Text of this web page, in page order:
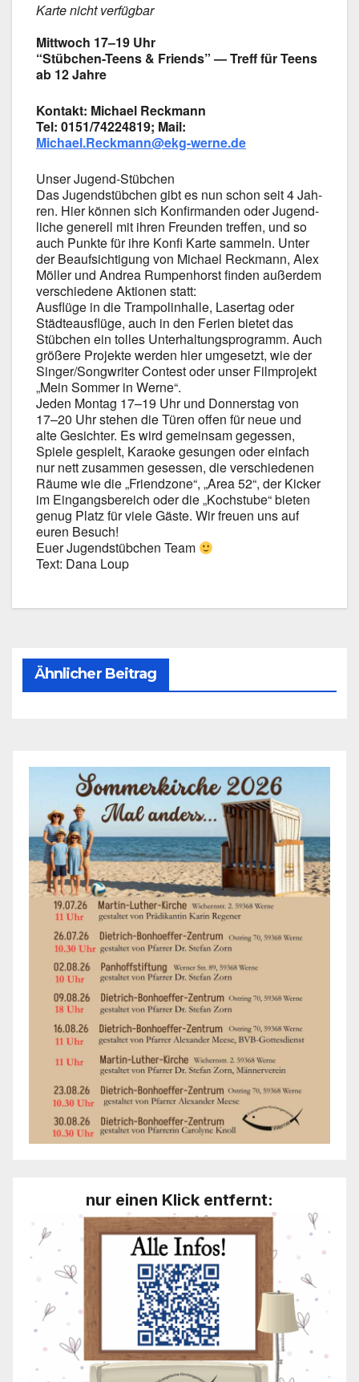
Kar­te nicht ver­füg­bar
Mitt­woch 17–19 Uhr
“Stübchen-Teens & Fri­ends” — Treff für Teens
ab 12 Jah­re
Kon­takt: Micha­el Reck­mann
Tel: 0151/74224819; Mail:
Michael.Reckmann@ekg-werne.de
Unser Jugend-Stübchen
Das Jugend­stüb­chen gibt es nun schon seit 4 Jah­
ren. Hier kön­nen sich Kon­fir­man­den oder Jugend­
li­che gene­rell mit ihren Freun­den tref­fen, und so
auch Punk­te für ihre Kon­fi Kar­te sam­meln. Unter
der Beauf­sich­ti­gung von Micha­el Reck­mann, Alex
Möl­ler und Andrea Rum­pen­horst fin­den außer­dem
ver­schie­de­ne Aktio­nen statt:
Aus­flü­ge in die Tram­po­lin­hal­le, Laser­tag oder
Städ­te­aus­flü­ge, auch in den Feri­en bie­tet das
Stüb­chen ein tol­les Unter­hal­tungs­pro­gramm. Auch
grö­ße­re Pro­jek­te wer­den hier umge­setzt, wie der
Singer/Songwriter Con­test oder unser Film­pro­jekt
„Mein Som­mer in Wer­ne“.
Jeden Mon­tag 17–19 Uhr und Don­ners­tag von
17–20 Uhr ste­hen die Türen offen für neue und
alte Gesich­ter. Es wird gemein­sam geges­sen,
Spie­le gespielt, Karao­ke gesun­gen oder ein­fach
nur nett zusam­men geses­sen, die ver­schie­de­nen
Räu­me wie die „Fri­end­zo­ne“, „Area 52“, der Kicker
im Ein­gangs­be­reich oder die „Kochstu­be“ bie­ten
genug Platz für vie­le Gäs­te. Wir freu­en uns auf
euren Besuch!
Euer Jugend­stüb­chen Team
Text: Dana Loup
Ähnlicher Beitrag
nur einen Klick entfernt: